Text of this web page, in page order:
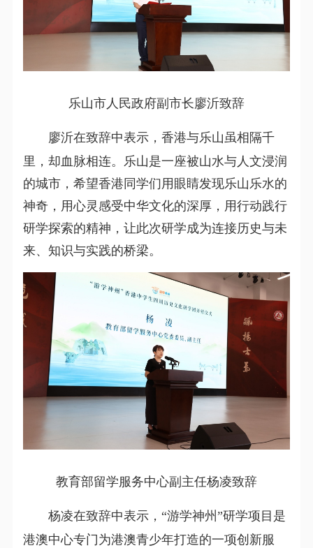
乐山市人民政府副市长廖沂致辞
廖沂在致辞中表示，香港与乐山虽相隔千
里，却血脉相连。乐山是一座被山水与人文浸润
的城市，希望香港同学们用眼睛发现乐山乐水的
神奇，用心灵感受中华文化的深厚，用行动践行
研学探索的精神，让此次研学成为连接历史与未
来、知识与实践的桥梁。
教育部留学服务中心副主任杨凌致辞
杨凌在致辞中表示，“游学神州”研学项目是
港澳中心专门为港澳青少年打造的一项创新服